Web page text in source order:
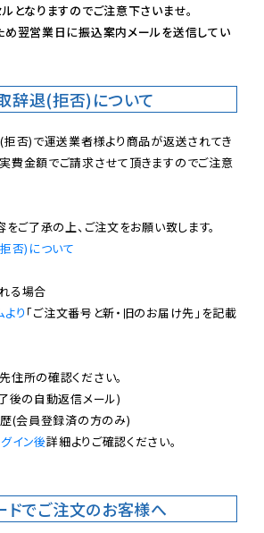
となりますのでご注意下さいませ。
翌営業日に振込案内メールを送信してい
辞退(拒否)について
否)で運送業者様より商品が返送されてき
費金額でご請求させて頂きますのでご注意
否)について
り 「ご注文番号と新・旧のお届け先」を記載
所の確認ください。
後の自動返信メール)
(会員登録済の方のみ)
イン後詳細よりご確認ください。
ドでご注文のお客様へ